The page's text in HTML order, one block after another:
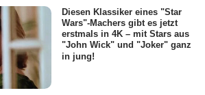
Diesen Klassiker eines "Star
Wars"-Machers gibt es jetzt
erstmals in 4K – mit Stars aus
"John Wick" und "Joker" ganz
in jung!